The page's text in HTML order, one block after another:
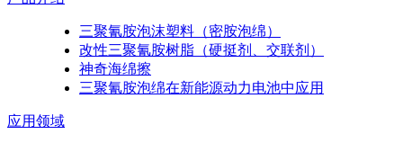
三聚氰胺泡沫塑料（密胺泡绵）
改性三聚氰胺树脂（硬挺剂、交联剂）
神奇海绵擦
三聚氰胺泡绵在新能源动力电池中应用
应用领域